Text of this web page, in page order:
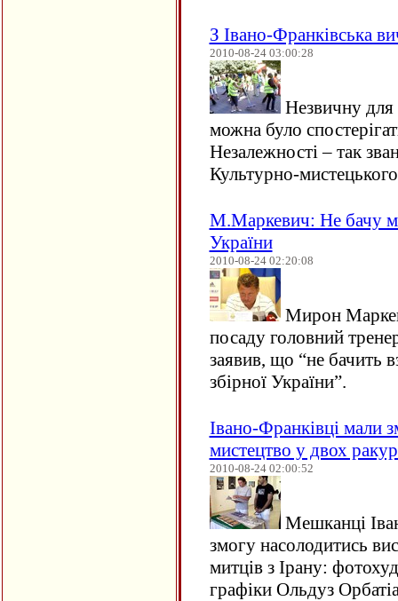
З Івано-Франківська
2010-08-24 03:00:28
Незвичну для
можна було
Незалежності – так
Культурно-
М.Маркевич: Не бачу
України
2010-08-24 02:20:08
Мирон
посаду головний
заявив, що “не бачить
збірної України”.
Івано-Франківці мали
мистецтво у двох
2010-08-24 02:00:52
Мешканці
змогу насолодитись
митців з Ірану:
графіки Ольдуз